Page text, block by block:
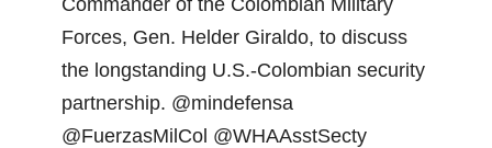
Forces, Gen. Helder Giraldo, to discuss
the longstanding U.S.-Colombian security
partnership. @mindefensa
@FuerzasMilCol @WHAAsstSecty